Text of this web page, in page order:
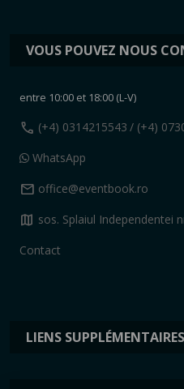
LIENS SUPPLÉMENTAIRES
VOUS POUVEZ NOUS
entre 10:00 et 18:00 (L-V)
call (+4) 0314215543 / (+4)
WhatsApp
mail office@eventbook.ro
map sos. Splaiul Independentei
Contact